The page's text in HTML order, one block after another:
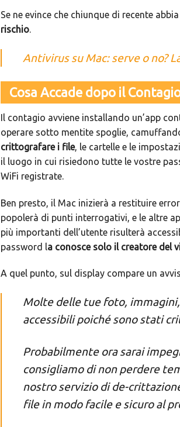
Se ne evince che chiunque di recente
rischio.
Antivirus su Mac: serve o no?
Cosa Accade dopo il
Il contagio avviene installando un’app
operare sotto mentite spoglie,
crittografare i file, le cartelle e le
il luogo in cui risiedono tutte le vostre
WiFi registrate.
Ben presto, il Mac inizierà a restituire
popolerà di punti interrogativi, e le altre
più importanti dell’utente risulterà
password la conosce solo il creatore del
A quel punto, sul display compare un
Molte delle tue foto,
accessibili poiché sono stati
Probabilmente ora sarai
consigliamo di non perdere
nostro servizio di de-
file in modo facile e sicuro al